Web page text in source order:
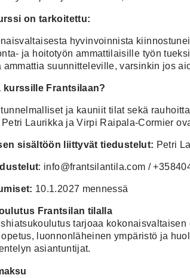
on tarkoitettu:
hyvinvoinnista
ja hoitotyön ammattilaisille työn
ammattia suunnitteleville, varsinkin jos
kurssille Frantsilaan?
ja kauniit tilat sekä
Laurikka ja Virpi Raipala-Cormier
sisältöön liittyvät tiedustelut: Petri
: info@frantsilantila.com /
10.1.2027 mennessä
Frantsilan tilalla
tarjoaa
luonnonläheinen ympäristö ja
asiantuntijat.